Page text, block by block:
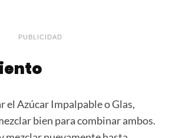
PUBLICIDAD
el Azúcar Impalpable o Glas,
bien para combinar ambos.